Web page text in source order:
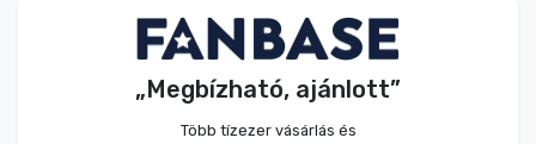
„Megbízható, ajánlott”
Több tízezer vásárlás és